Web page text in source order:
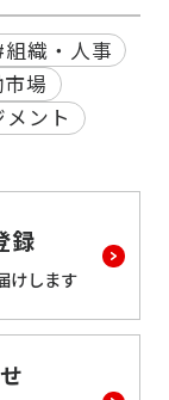
組織・人事
場
ント
録
けします